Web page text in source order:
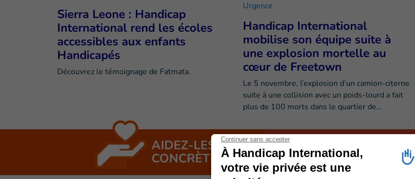
Sierra Leone : Handicap
International rend les écoles
accessibles aux enfants
Handicapés
Découvrez le témoignage de Fatmata.
Urgence
Handicap International
mobilise son équipe suite à
une explosion mortelle au
cœur de Freetown
Le 5 novembre, l’explosion d’un camion-citerne
suite à une collision avec un poids-lourd a fait
plus de 100 morts dans le quartier de…
AIDEZ-LES
CONCRÈTEMENT Faites un don dès